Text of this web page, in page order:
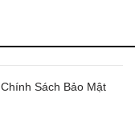
Chính Sách Bảo Mật